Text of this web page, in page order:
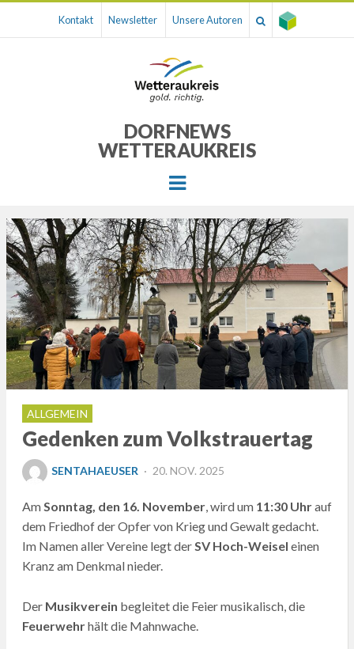
Kontakt Newsletter Unsere Autoren
DORFNEWS
WETTERAUKREIS
Menu
ALLGEMEIN
Gedenken zum Volkstrauertag
SENTAHAEUSER
POSTED
20. NOV. 2025
AmSonntag, den 16. November, wird um 11:30 Uhrauf
dem Friedhof der Opfer von Krieg und Gewalt gedacht.
Im Namen aller Vereine legt derSV Hoch-Weisel einen
Kranz am Denkmal nieder.
Der Musikverein begleitet die Feier musikalisch, die
Feuerwehrhält die Mahnwache.